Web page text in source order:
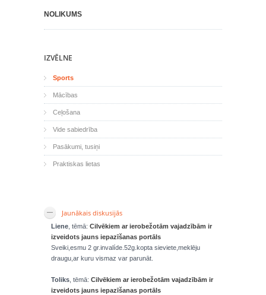
NOLIKUMS
IZVĒLNE
Sports
Mācības
Ceļošana
Vide sabiedrība
Pasākumi, tusiņi
Praktiskas lietas
Jaunākais diskusijās
Liene , tēmā: Cilvēkiem ar ierobežotām vajadzībām ir
izveidots jauns iepazīšanas portāls
Sveiki,esmu 2 gr.invalíde.52g.kopta sieviete,meklēju
draugu,ar kuru vismaz var parunāt.
Toliks , tēmā: Cilvēkiem ar ierobežotām vajadzībām ir
izveidots jauns iepazīšanas portāls